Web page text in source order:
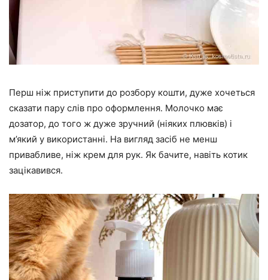
Перш ніж приступити до розбору кошти, дуже хочеться
сказати пару слів про оформлення. Молочко має
дозатор, до того ж дуже зручний (ніяких плювків) і
м’який у використанні. На вигляд засіб не менш
привабливе, ніж крем для рук. Як бачите, навіть котик
зацікавився.